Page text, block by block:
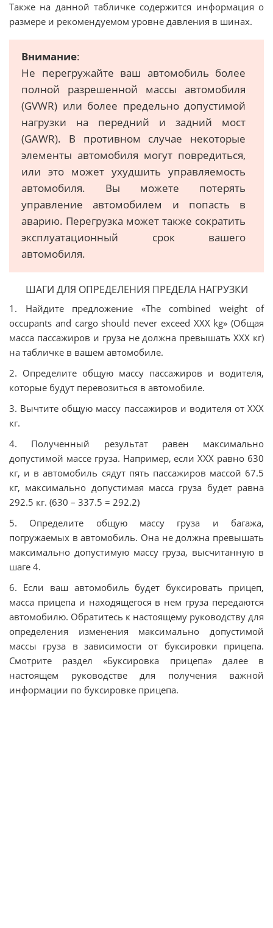
Также на данной табличке содержится информация о
размере и рекомендуемом уровне давления в шинах.
Внимание:
Не перегружайте ваш автомобиль более
полной разрешенной массы автомобиля
(GVWR) или более предельно допустимой
нагрузки на передний и задний мост
(GAWR). В противном случае некоторые
элементы автомобиля могут повредиться,
или это может ухудшить управляемость
автомобиля. Вы можете потерять
управление автомобилем и попасть в
аварию. Перегрузка может также сократить
эксплуатационный срок вашего
автомобиля.
ШАГИ ДЛЯ ОПРЕДЕЛЕНИЯ ПРЕДЕЛА НАГРУЗКИ
1. Найдите предложение «The combined weight of
occupants and cargo should never exceed XXX kg» (Общая
масса пассажиров и груза не должна превышать ХХХ кг)
на табличке в вашем автомобиле.
2. Определите общую массу пассажиров и водителя,
которые будут перевозиться в автомобиле.
3. Вычтите общую массу пассажиров и водителя от ХХХ
кг.
4. Полученный результат равен максимально
допустимой массе груза. Например, если ХХХ равно 630
кг, и в автомобиль сядут пять пассажиров массой 67.5
кг, максимально допустимая масса груза будет равна
292.5 кг. (630 – 337.5 = 292.2)
5. Определите общую массу груза и багажа,
погружаемых в автомобиль. Она не должна превышать
максимально допустимую массу груза, высчитанную в
шаге 4.
6. Если ваш автомобиль будет буксировать прицеп,
масса прицепа и находящегося в нем груза передаются
автомобилю. Обратитесь к настоящему руководству для
определения изменения максимально допустимой
массы груза в зависимости от буксировки прицепа.
Смотрите раздел «Буксировка прицепа» далее в
настоящем руководстве для получения важной
информации по буксировке прицепа.